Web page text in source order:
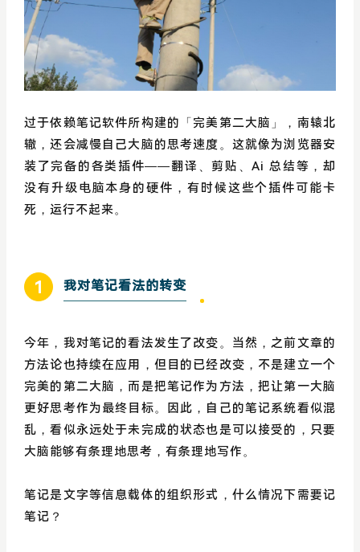
过于依赖笔记软件所构建的「完美第二大脑」，南辕北
辙，还会减慢自己大脑的思考速度。这就像为浏览器安
装了完备的各类插件——翻译、剪贴、Ai 总结等，却
没有升级电脑本身的硬件，有时候这些个插件可能卡
死，运行不起来。
1 我对笔记看法的转变
今年，我对笔记的看法发生了改变。当然，之前文章的
方法论也持续在应用，但目的已经改变，不是建立一个
完美的第二大脑，而是把笔记作为方法，把让第一大脑
更好思考作为最终目标。因此，自己的笔记系统看似混
乱，看似永远处于未完成的状态也是可以接受的，只要
大脑能够有条理地思考，有条理地写作。
笔记是文字等信息载体的组织形式，什么情况下需要记
笔记？